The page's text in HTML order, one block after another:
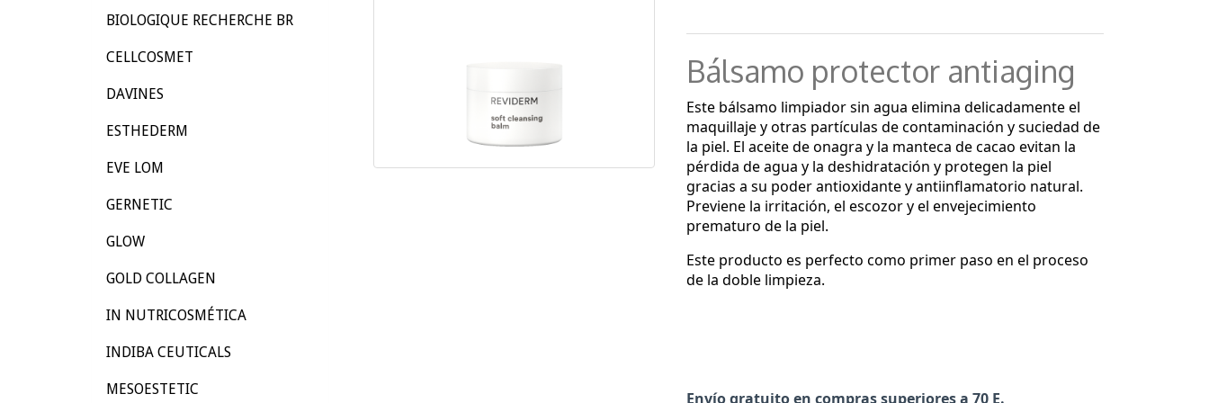
Bálsamo protector antiaging
Este bálsamo limpiador sin agua elimina delicadamente el
maquillaje y otras partículas de contaminación y suciedad de
la piel. El aceite de onagra y la manteca de cacao evitan la
pérdida de agua y la deshidratación y protegen la piel
gracias a su poder antioxidante y antiinflamatorio natural.
Previene la irritación, el escozor y el envejecimiento
prematuro de la piel.
Este producto es perfecto como primer paso en el proceso
de la doble limpieza.
Envío gratuito en compras superiores a 70 E.
BIOLOGIQUE RECHERCHE BR
CELLCOSMET
DAVINES
ESTHEDERM
EVE LOM
GERNETIC
GLOW
GOLD COLLAGEN
IN NUTRICOSMÉTICA
INDIBA CEUTICALS
MESOESTETIC